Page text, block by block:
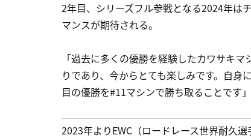
2年目、シリーズフル参戦となる2024年は
マンスが期待される。
「過去に多くの優勝を経験したカワサキ
りであり、今からとても楽しみです。自
目の優勝を#11マシンで勝ち取ることです」
2023年よりEWC（ロードレース世界耐久